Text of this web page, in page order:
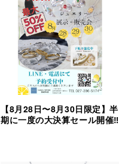
【8月28日〜8月30日限定】半
期に一度の大決算セール開催‼︎